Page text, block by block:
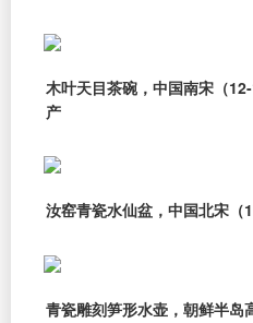
木叶天目茶碗，中国南宋（
产
汝窑青瓷水仙盆，中国北宋（
青瓷雕刻笋形水壶，朝鲜半岛